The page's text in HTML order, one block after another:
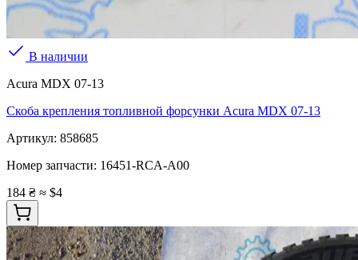
В наличии
Acura MDX 07-13
Скоба крепления топливной форсунки Acura MDX 07-13
Артикул: 858685
Номер запчасти: 16451-RCA-A00
184 ₴ ≈ $4